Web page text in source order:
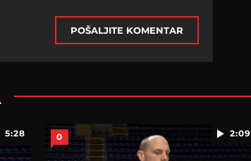
POŠALJITE KOMENTAR
5:28 2:09
0